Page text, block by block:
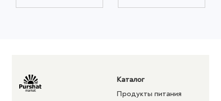
Каталог
Продукты питания